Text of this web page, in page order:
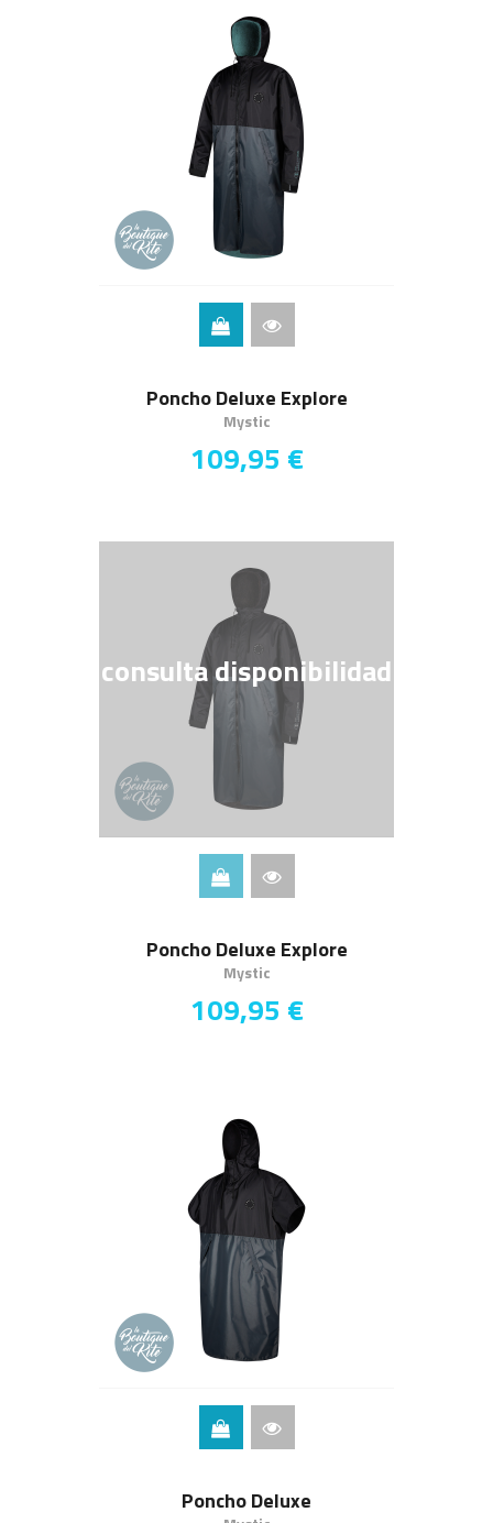
Poncho Deluxe Explore
Mystic
109,95 €
Poncho Deluxe Explore
Mystic
109,95 €
consulta disponibilidad
Poncho Deluxe